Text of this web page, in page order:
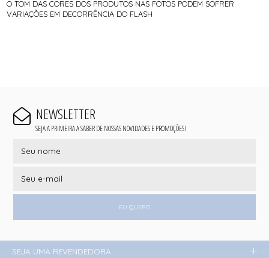
O TOM DAS CORES DOS PRODUTOS NAS FOTOS PODEM SOFRER
VARIAÇÕES EM DECORRÊNCIA DO FLASH
NEWSLETTER
SEJA A PRIMEIRA A SABER DE NOSSAS NOVIDADES E PROMOÇÕES!
EU QUERO
SEJA UMA REVENDEDORA